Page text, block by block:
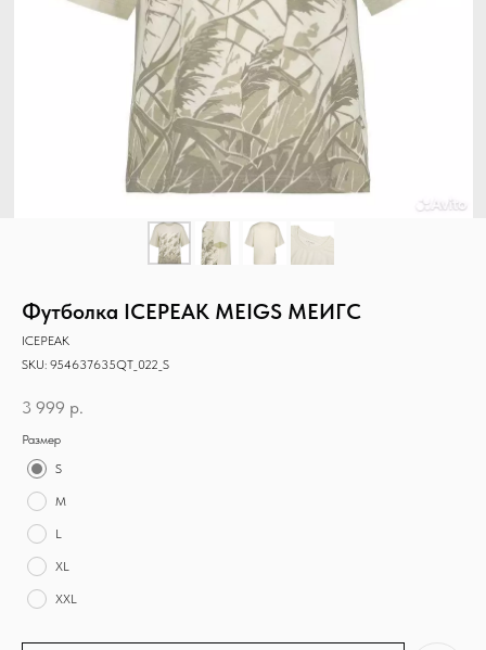
Футболка ICEPEAK MEIGS МЕИГС
ICEPEAK
SKU: 954637635QT_022_S
3 999 р.
Размер
S
M
L
XL
XXL